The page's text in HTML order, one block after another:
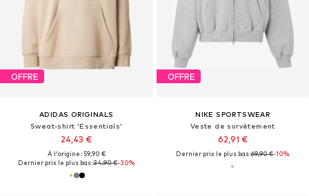
OFFRE
ADIDAS ORIGINALS
Sweat-shirt 'Essentials'
24,43 €
À l'origine : 59,90 €
Dernier prix le plus bas :34,90 €-30%
OFFRE
NIKE SPORTSWEAR
Veste de survêtement
62,91 €
Dernier prix le plus bas :69,90 €-10%